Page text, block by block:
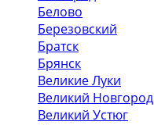
Белово
Березовский
Братск
Брянск
Великие Луки
Великий Новгород
Великий Устюг